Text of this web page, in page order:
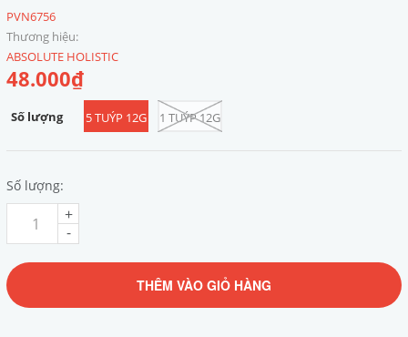
PVN6756
Thương hiệu:
ABSOLUTE HOLISTIC
48.000₫
Số lượng 5 TUÝP 12G 1 TUÝP 12G
Số lượng:
-
+
THÊM VÀO GIỎ HÀNG